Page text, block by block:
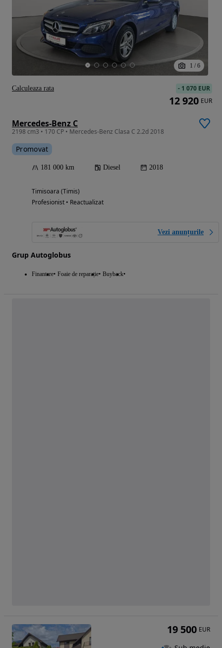
1 / 6
Mercedes-Benz C
2198 cm3 • 170 CP • Mercedes-Benz Clasa C 2.2d 2018
Promovat
181 000 km Diesel 2018
Timisoara (Timis)
Profesionist • Reactualizat
Vezi anunțurile
Grup Autoglobus
Finantare Foaie de reparație Buyback
- 1 070 EUR
12 920 EUR
Calculeaza rata
19 500 EUR